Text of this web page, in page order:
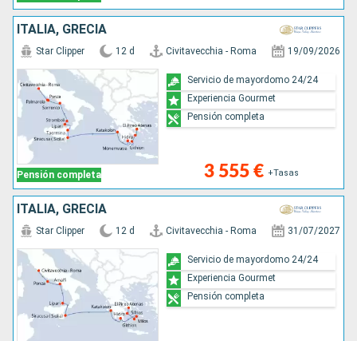
ITALIA, GRECIA
Pensión completa
Star Clipper 12 d Civitavecchia - Roma 19/09/2026
3 555 € +Tasas
Servicio de mayordomo 24/24
Experiencia Gourmet
Pensión completa
ITALIA, GRECIA
Star Clipper 12 d Civitavecchia - Roma 31/07/2027
Servicio de mayordomo 24/24
Experiencia Gourmet
Pensión completa